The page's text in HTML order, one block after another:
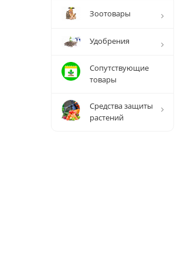
Зоотовары
Удобрения
Сопутствующие
товары
Средства защиты
растений